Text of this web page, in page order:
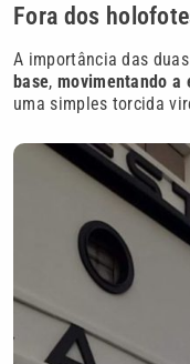
Fora dos
A importância das
base, movimentando a
uma simples torcida